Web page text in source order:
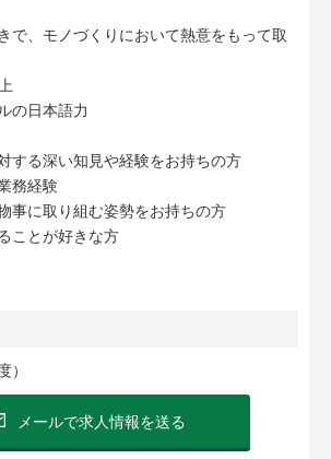
で、モノづくりにおいて熱意をもって取
の日本語力
する深い知見や経験をお持ちの方
業務経験
事に取り組む姿勢をお持ちの方
ことが好きな方
）
メールで求人情報を送る